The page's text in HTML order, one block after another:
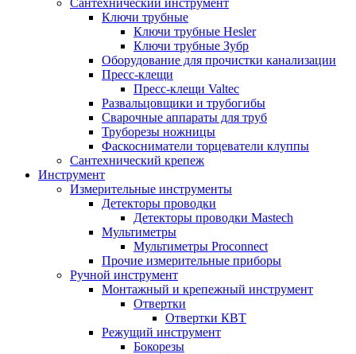
Сантехнический инструмент
Ключи трубные
Ключи трубные Hesler
Ключи трубные Зубр
Оборудование для прочистки канализации
Пресс-клещи
Пресс-клещи Valtec
Развальцовщики и трубогибы
Сварочные аппараты для труб
Труборезы ножницы
Фаскосниматели торцеватели клуппы
Сантехнический крепеж
Инструмент
Измерительные инструменты
Детекторы проводки
Детекторы проводки Mastech
Мультиметры
Мультиметры Proconnect
Прочие измерительные приборы
Ручной инструмент
Монтажный и крепежный инструмент
Отвертки
Отвертки КВТ
Режущий инструмент
Бокорезы